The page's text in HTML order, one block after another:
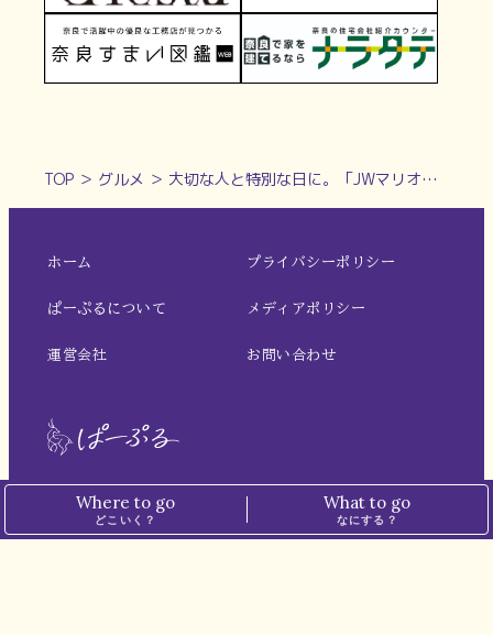
TOP ＞ グルメ ＞ 大切な人と特別な日に。「JWマリオット・ホテル奈良」のラグジュアリーでエレガントなクリスマスケーキ【奈良市】
Where to go
どこいく？
What to go
なにする？
ホーム
ぱーぷるについて
運営会社
プライバシーポリシー
メディアポリシー
お問い合わせ
※本サイトでは、一部の記事にアフィリエイト広告を掲載しています。
※掲載価格は税込表記です。